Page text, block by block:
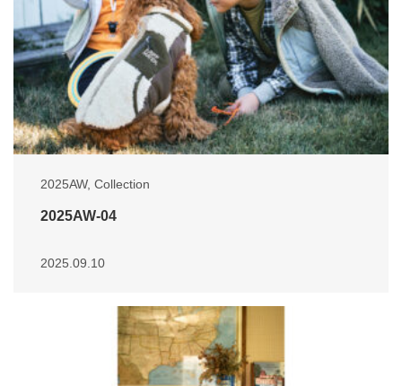
2025AW, Collection
2025AW-04
2025.09.10